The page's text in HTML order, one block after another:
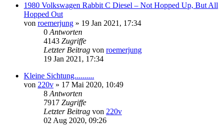
1980 Volkswagen Rabbit C Diesel – Not Hopped Up, But All
Hopped Out
von roemerjung » 19 Jan 2021, 17:34
0 Antworten
4143 Zugriffe
Letzter Beitrag von roemerjung
19 Jan 2021, 17:34
Kleine Sichtung..........
von 220v » 17 Mai 2020, 10:49
8 Antworten
7917 Zugriffe
Letzter Beitrag von 220v
02 Aug 2020, 09:26